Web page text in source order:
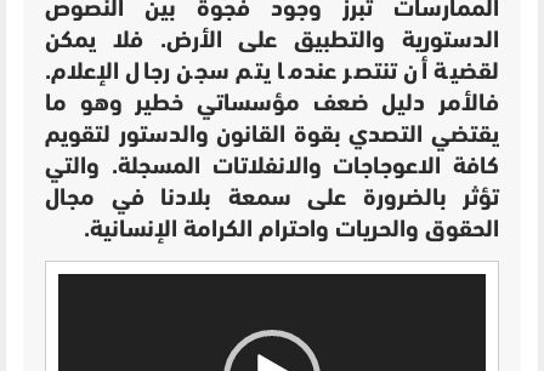
الممارسات تبرز وجود فجوة بين النصوص
الدستورية والتطبيق على الأرض. فلا يمكن
لقضية أن تنتصر عندما يتم سجن رجال الإعلام.
فالأمر دليل ضعف مؤسساتي خطير وهو ما
يقتضي التصدي بقوة القانون والدستور لتقويم
كافة الاعوجاجات والانفلاتات المسجلة. والتي
تؤثر بالضرورة على سمعة بلادنا في مجال
الحقوق والحريات واحترام الكرامة الإنسانية.